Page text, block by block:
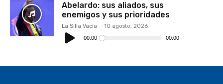
Abelardo: sus aliados, sus
enemigos y sus prioridades
La Silla Vacía - 10 agosto, 2026
Reproductor
de
audio
00:00 00:00